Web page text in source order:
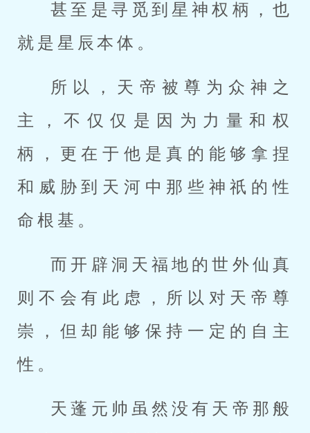
甚至是寻觅到星神权柄，也
就是星辰本体。
所以，天帝被尊为众神之
主，不仅仅是因为力量和权
柄，更在于他是真的能够拿捏
和威胁到天河中那些神祇的性
命根基。
而开辟洞天福地的世外仙真
则不会有此虑，所以对天帝尊
崇，但却能够保持一定的自主
性。
天蓬元帅虽然没有天帝那般